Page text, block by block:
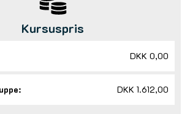
Kursuspris
DKK 0,00
DKK 1.612,00